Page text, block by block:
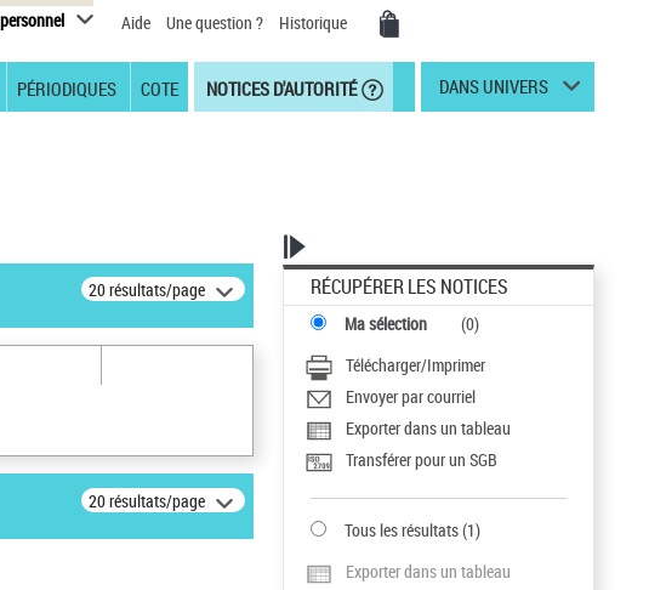
Aide Une question ? Historique
PÉRIODIQUES COTE NOTICES D'AUTORITÉ DANS UNIVERS
20 résultats/page
20 résultats/page
RÉCUPÉRER LES NOTICES
Ma sélection (0)
Télécharger/Imprimer
Envoyer par courriel
Exporter dans un tableau
Transférer pour un SGB
Tous les résultats(1)
Exporter dans un tableau